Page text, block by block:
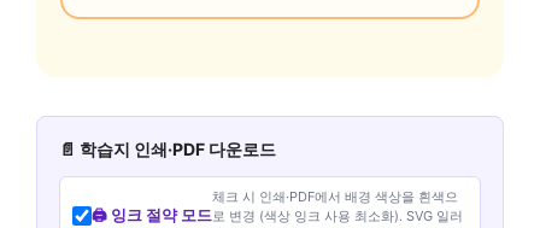
📄 학습지 인쇄·PDF 다운로드
🖨️ 잉크 절약 모드
체크 시 인쇄·PDF에서 배경 색상을 흰색으
로 변경 (색상 잉크 사용 최소화). SVG 일러